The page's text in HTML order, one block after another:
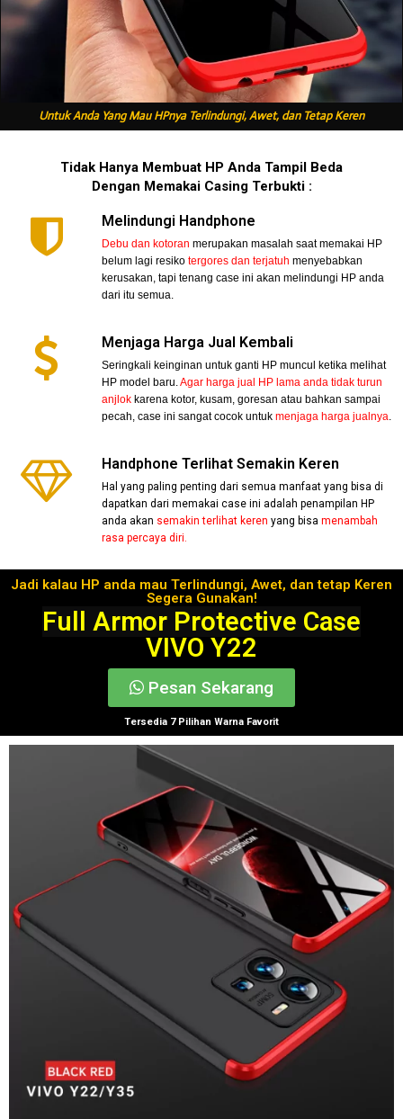
Untuk Anda Yang Mau HPnya Terlindungi, Awet, dan Tetap Keren
Tidak Hanya Membuat HP Anda Tampil Beda
Dengan Memakai Casing Terbukti :
Melindungi Handphone
Debu dan kotoran merupakan masalah saat memakai HP
belum lagi resiko tergores dan terjatuh menyebabkan
kerusakan, tapi tenang case ini akan melindungi HP anda
dari itu semua.
Menjaga Harga Jual Kembali
Seringkali keinginan untuk ganti HP muncul ketika melihat
HP model baru.Agar harga jual HP lama anda tidak turun
anjlok karena kotor, kusam, goresan atau bahkan sampai
pecah, case ini sangat cocok untukmenjaga harga jualnya.
Handphone Terlihat Semakin Keren
Hal yang paling penting dari semua manfaat yang bisa di
dapatkan dari memakai case ini adalah penampilan HP
anda akan semakin terlihat keren yang bisamenambah
rasa percaya diri.
Jadi kalau HP anda mau Terlindungi, Awet, dan tetap Keren
Segera Gunakan!
Full Armor Protective Case
VIVO Y22
Pesan Sekarang
Tersedia 7 Pilihan Warna Favorit